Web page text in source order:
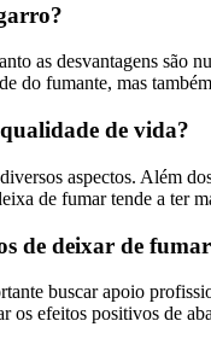
as desvantagens são
do fumante, mas
de vida?
aspectos. Além
de fumar tende a ter
de deixar de
buscar apoio
efeitos positivos de